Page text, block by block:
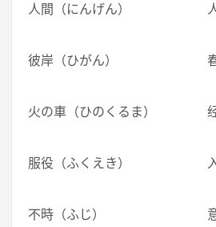
人間（にんげん） 人
彼岸（ひがん） 春、
火の車（ひのくるま） 经
服役（ふくえき） 入
不時（ふじ） 意